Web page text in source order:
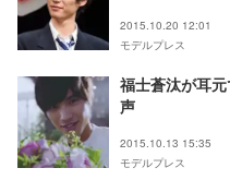
2015.10.20 12:01
モデルプレス
福士蒼汰が耳
声
2015.10.13 15:35
モデルプレス